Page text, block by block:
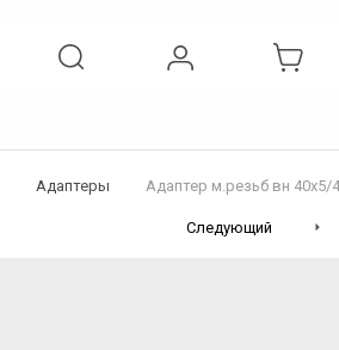
Адаптеры Адаптер м.резьб вн 40х5/
Следующий